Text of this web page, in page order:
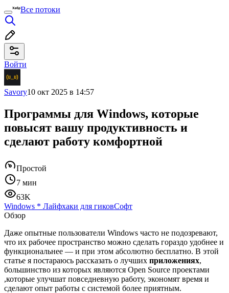
Все потоки
Войти
Savory10 окт 2025 в 14:57
Программы для Windows, которые
повысят вашу продуктивность и
сделают работу комфортной
Простой
7 мин
63K
Windows * Лайфхаки для гиковСофт
Обзор
Даже опытные пользователи Windows часто не подозревают,
что их рабочее пространство можно сделать гораздо удобнее и
функциональнее — и при этом абсолютно бесплатно. В этой
статье я постараюсь рассказать о лучших приложениях,
большинство из которых являются Open Source проектами
,которые улучшат повседневную работу, экономят время и
сделают опыт работы с системой более приятным.